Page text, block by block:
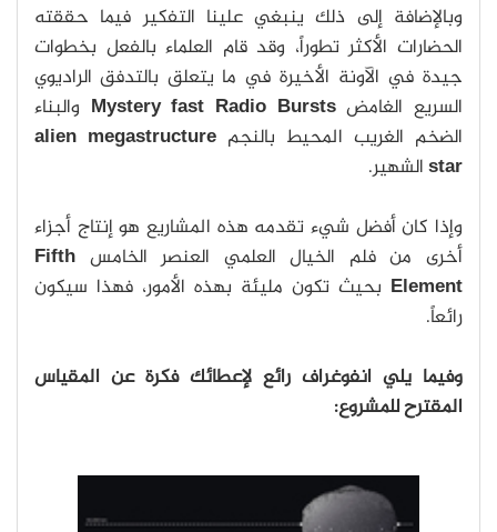
وبالإضافة إلى ذلك ينبغي علينا التفكير فيما حققته
الحضارات الأكثر تطوراً، وقد قام العلماء بالفعل بخطوات
جيدة في الآونة الأخيرة في ما يتعلق بالتدفق الراديوي
السريع الغامضMystery fast Radio Bursts والبناء
الضخم الغريب المحيط بالنجمalien megastructure
starالشهير.
وإذا كان أفضل شيء تقدمه هذه المشاريع هو إنتاج أجزاء
أخرى من فلم الخيال العلمي العنصر الخامس Fifth
Element بحيث تكون مليئة بهذه الأمور، فهذا سيكون
رائعاً.
وفيما يلي انفوغراف رائع لإعطائك فكرة عن المقياس
المقترح للمشروع: